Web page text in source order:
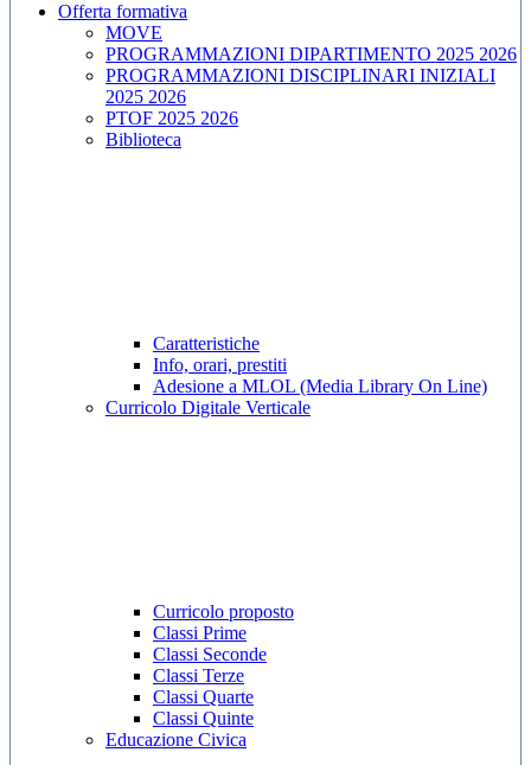
Offerta formativa
MOVE
PROGRAMMAZIONI DIPARTIMENTO 2025 2026
PROGRAMMAZIONI DISCIPLINARI INIZIALI
2025 2026
PTOF 2025 2026
Biblioteca
Caratteristiche
Info, orari, prestiti
Adesione a MLOL (Media Library On Line)
Curricolo Digitale Verticale
Curricolo proposto
Classi Prime
Classi Seconde
Classi Terze
Classi Quarte
Classi Quinte
Educazione Civica